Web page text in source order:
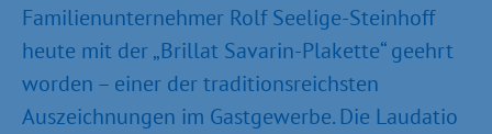
Familienunternehmer Rolf Seelige-Steinhoff
heute mit der „Brillat Savarin-Plakette“ geehrt
worden – einer der traditionsreichsten
Auszeichnungen im Gastgewerbe. Die Laudatio